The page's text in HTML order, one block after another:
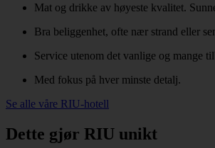
Mat og drikke av høyeste kvalitet.
Bra beliggenhet, ofte nær strand eller
Service utenom det vanlige og mange
Med fokus på hver minste detalj.
Se alle våre RIU-hotell
Dette gjør RIU unikt